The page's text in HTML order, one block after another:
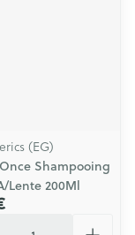
(EG)
Shampooing
Lente 200Ml